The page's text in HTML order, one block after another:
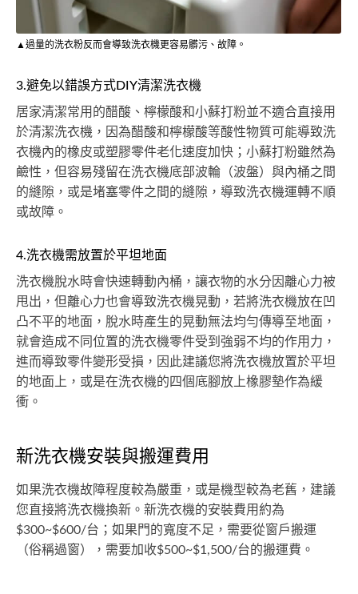
▲過量的洗衣粉反而會導致洗衣機更容易髒污、故障。
3.避免以錯誤方式DIY清潔洗衣機
居家清潔常用的醋酸、檸檬酸和小蘇打粉並不適合直接用
於清潔洗衣機，因為醋酸和檸檬酸等酸性物質可能導致洗
衣機內的橡皮或塑膠零件老化速度加快；小蘇打粉雖然為
鹼性，但容易殘留在洗衣機底部波輪（波盤）與內桶之間
的縫隙，或是堵塞零件之間的縫隙，導致洗衣機運轉不順
或故障。
4.洗衣機需放置於平坦地面
洗衣機脫水時會快速轉動內桶，讓衣物的水分因離心力被
甩出，但離心力也會導致洗衣機晃動，若將洗衣機放在凹
凸不平的地面，脫水時產生的晃動無法均勻傳導至地面，
就會造成不同位置的洗衣機零件受到強弱不均的作用力，
進而導致零件變形受損，因此建議您將洗衣機放置於平坦
的地面上，或是在洗衣機的四個底腳放上橡膠墊作為緩
衝。
新洗衣機安裝與搬運費用
如果洗衣機故障程度較為嚴重，或是機型較為老舊，建議
您直接將洗衣機換新。新洗衣機的安裝費用約為
$300~$600/台；如果門的寬度不足，需要從窗戶搬運
（俗稱過窗），需要加收$500~$1,500/台的搬運費。